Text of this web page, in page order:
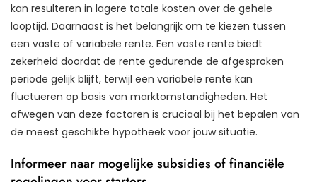
kan resulteren in lagere totale kosten over de gehele
looptijd. Daarnaast is het belangrijk om te kiezen tussen
een vaste of variabele rente. Een vaste rente biedt
zekerheid doordat de rente gedurende de afgesproken
periode gelijk blijft, terwijl een variabele rente kan
fluctueren op basis van marktomstandigheden. Het
afwegen van deze factoren is cruciaal bij het bepalen van
de meest geschikte hypotheek voor jouw situatie.
Informeer naar mogelijke subsidies of financiële